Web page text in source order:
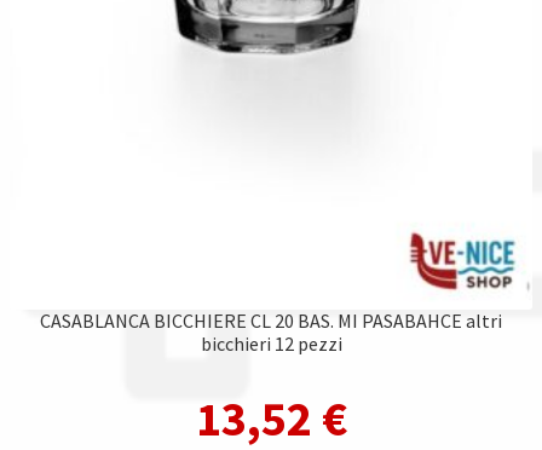
CASABLANCA BICCHIERE CL 20 BAS. MI PASABAHCE altri
bicchieri 12 pezzi
13,52 €